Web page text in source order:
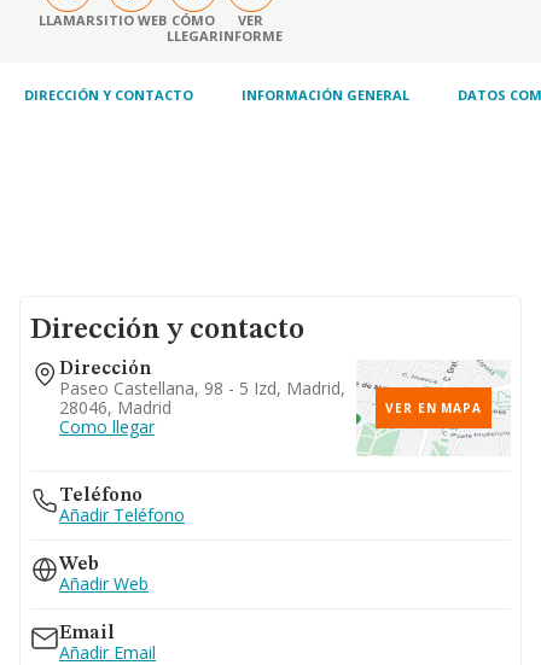
LLAMARSITIO WEB CÓMO
LLEGAR
VER
INFORME
DIRECCIÓN Y CONTACTO INFORMACIÓN GENERAL DATOS
Dirección y contacto
Dirección
Paseo Castellana, 98 - 5 Izd, Madrid,
28046, Madrid
Como llegar
VER EN MAPA
Teléfono
Añadir Teléfono
Web
Añadir Web
Email
Añadir Email